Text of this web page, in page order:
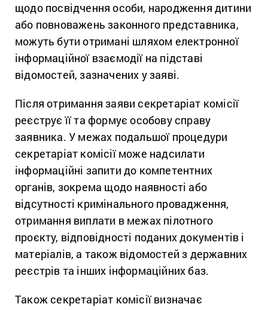
щодо посвідчення особи, народження дитини
або повноважень законного представника,
можуть бути отримані шляхом електронної
інформаційної взаємодії на підставі
відомостей, зазначених у заяві.
Після отримання заяви секретаріат комісії
реєструє її та формує особову справу
заявника. У межах подальшої процедури
секретаріат комісії може надсилати
інформаційні запити до компетентних
органів, зокрема щодо наявності або
відсутності кримінального провадження,
отримання виплати в межах пілотного
проєкту, відповідності поданих документів і
матеріалів, а також відомостей з державних
реєстрів та інших інформаційних баз.
Також секретаріат комісії визначає